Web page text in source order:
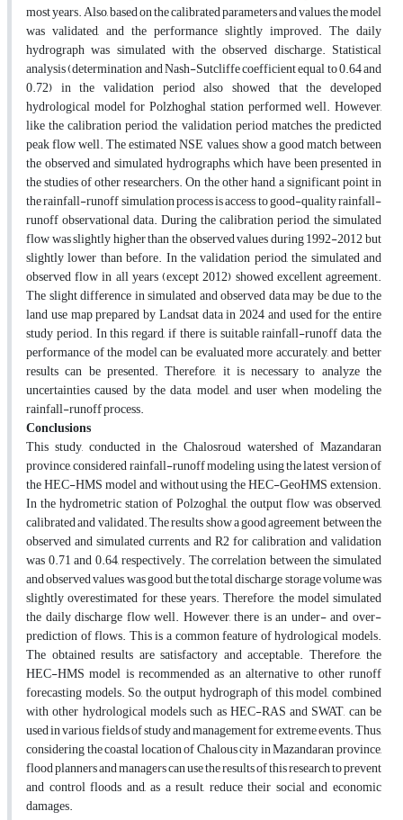
most years. Also, based on the calibrated parameters and values, the model
was validated, and the performance slightly improved. The daily
hydrograph was simulated with the observed discharge. Statistical
analysis (determination and Nash-Sutcliffe coefficient equal to 0.64 and
0.72) in the validation period also showed that the developed
hydrological model for Polzhoghal station performed well. However,
like the calibration period, the validation period matches the predicted
peak flow well. The estimated NSE values, show a good match between
the observed and simulated hydrographs, which have been presented in
the studies of other researchers. On the other hand, a significant point in
the rainfall-runoff simulation process is access to good-quality rainfall-
runoff observational data. During the calibration period, the simulated
flow was slightly higher than the observed values during 1992-2012 but
slightly lower than before. In the validation period, the simulated and
observed flow in all years (except 2012) showed excellent agreement.
The slight difference in simulated and observed data may be due to the
land use map prepared by Landsat data in 2024 and used for the entire
study period. In this regard, if there is suitable rainfall-runoff data, the
performance of the model can be evaluated more accurately, and better
results can be presented. Therefore, it is necessary to analyze the
uncertainties caused by the data, model, and user when modeling the
rainfall-runoff process.
Conclusions
This study, conducted in the Chalosroud watershed of Mazandaran
province, considered rainfall-runoff modeling using the latest version of
the HEC-HMS model and without using the HEC-GeoHMS extension.
In the hydrometric station of Polzoghal, the output flow was observed,
calibrated and validated. The results show a good agreement between the
observed and simulated currents, and R2 for calibration and validation
was 0.71 and 0.64, respectively. The correlation between the simulated
and observed values was good, but the total discharge storage volume was
slightly overestimated for these years. Therefore, the model simulated
the daily discharge flow well. However, there is an under- and over-
prediction of flows. This is a common feature of hydrological models.
The obtained results are satisfactory and acceptable. Therefore, the
HEC-HMS model is recommended as an alternative to other runoff
forecasting models. So, the output hydrograph of this model, combined
with other hydrological models such as HEC-RAS and SWAT, can be
used in various fields of study and management for extreme events. Thus,
considering the coastal location of Chalous city in Mazandaran province,
flood planners and managers can use the results of this research to prevent
and control floods and, as a result, reduce their social and economic
damages.